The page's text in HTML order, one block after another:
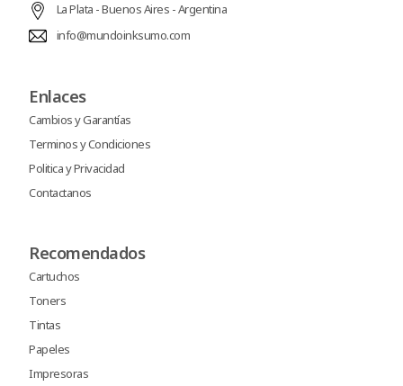
La Plata - Buenos Aires - Argentina
info@mundoinksumo.com
Enlaces
Cambios y Garantías
Terminos y Condiciones
Politica y Privacidad
Contactanos
Recomendados
Cartuchos
Toners
Tintas
Papeles
Impresoras